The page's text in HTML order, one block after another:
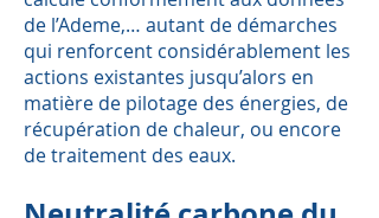
de l’Ademe,… autant de démarches
qui renforcent considérablement les
actions existantes jusqu’alors en
matière de pilotage des énergies, de
récupération de chaleur, ou encore
de traitement des eaux.